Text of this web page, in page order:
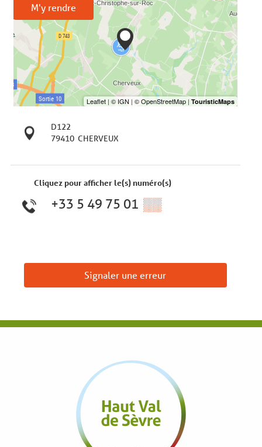
M'y rendre
D122
79410 CHERVEUX
Cliquez pour afficher le(s) numéro(s)
+33 5 49 75 01 ▒▒
Signaler une erreur